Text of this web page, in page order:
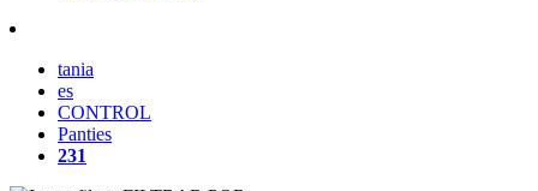
tania
es
CONTROL
Panties
231